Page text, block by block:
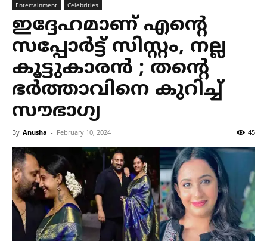
Entertainment Celebrities
ഇദ്ദേഹമാണ് എന്റെ
സപ്പോര്‍ട്ട് സിസ്റ്റം, നല്ല
കൂട്ടുകാരന്‍ ; തന്റെ
ഭര്‍ത്താവിനെ കുറിച്ച്
സൗഭാഗ്യ
By Anusha - February 10, 2024 45